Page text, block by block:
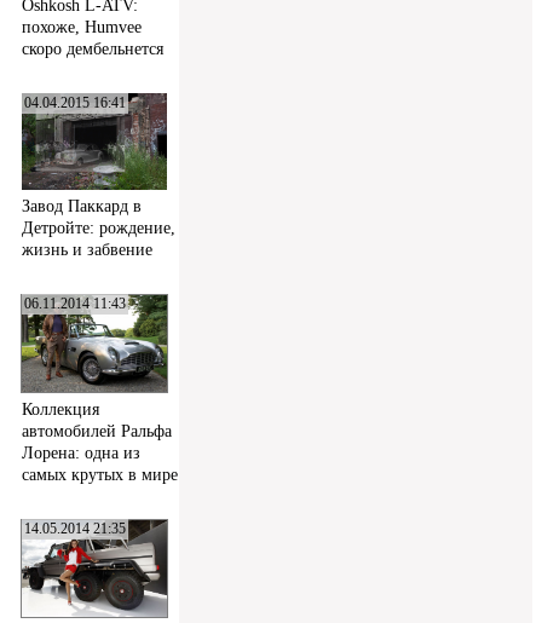
Oshkosh L-ATV:
похоже, Humvee
скоро дембельнется
04.04.2015 16:41
Завод Паккард в
Детройте: рождение,
жизнь и забвение
06.11.2014 11:43
Коллекция
автомобилей Ральфа
Лорена: одна из
самых крутых в мире
14.05.2014 21:35